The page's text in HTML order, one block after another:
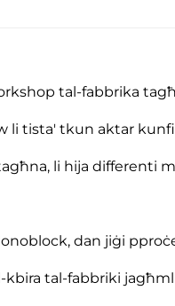
tal-fabbrika
li tista' tkun aktar
li hija differenti
dan jiġi
kbira tal-fabbriki